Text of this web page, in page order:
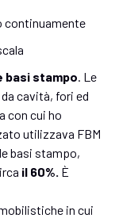
continuamente
basi stampo . Le
cavità, fori ed
con cui ho
utilizzava FBM
basi stampo,
il 60%. È
in cui